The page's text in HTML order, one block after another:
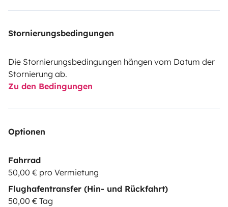
Stornierungsbedingungen
Die Stornierungsbedingungen hängen vom Datum der
Stornierung ab.
Zu den Bedingungen
Optionen
Fahrrad
50,00 € pro Vermietung
Flughafentransfer (Hin- und Rückfahrt)
50,00 € Tag